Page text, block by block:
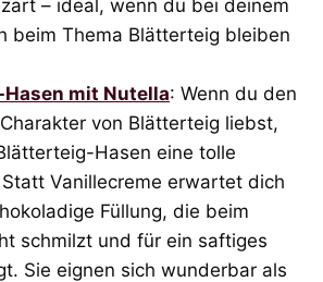
– ideal, wenn du bei deinem
beim Thema Blätterteig bleiben
mit Nutella: Wenn du den
von Blätterteig liebst,
Hasen eine tolle
Statt Vanillecreme erwartet dich
Füllung, die beim
schmilzt und für ein saftiges
Sie eignen sich wunderbar als